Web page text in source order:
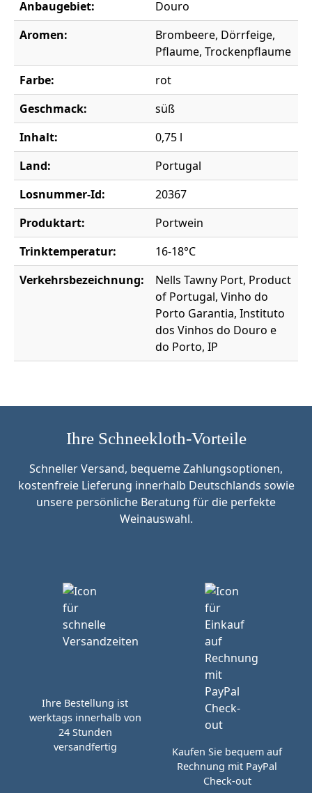
Anbaugebiet:
Douro
Aromen:
Brombeere, Dörrfeige,
Pflaume, Trockenpflaume
Farbe:
rot
Geschmack:
süß
Inhalt:
0,75 l
Land:
Portugal
Losnummer-Id:
20367
Produktart:
Portwein
Trinktemperatur:
16-18°C
Verkehrsbezeichnung:
Nells Tawny Port, Product
of Portugal, Vinho do
Porto Garantia, Instituto
dos Vinhos do Douro e
do Porto, IP
Ihre Schneekloth-Vorteile
Schneller Versand, bequeme Zahlungsoptionen,
kostenfreie Lieferung innerhalb Deutschlands sowie
unsere persönliche Beratung für die perfekte
Weinauswahl.
Ihre Bestellung ist
werktags innerhalb von
24 Stunden
versandfertig
Kaufen Sie bequem auf
Rechnung mit PayPal
Check-out